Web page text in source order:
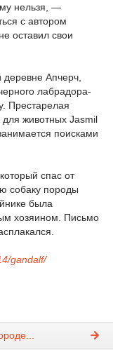
нельзя, —
с автором
оставил свои
деревне Апчерч,
лабрадора-
Престарелая
для животных Jasmil
поисками
спас от
собаку породы
была
хозяином. Письмо
gandalf/